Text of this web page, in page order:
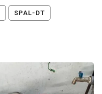
SPAL-DT